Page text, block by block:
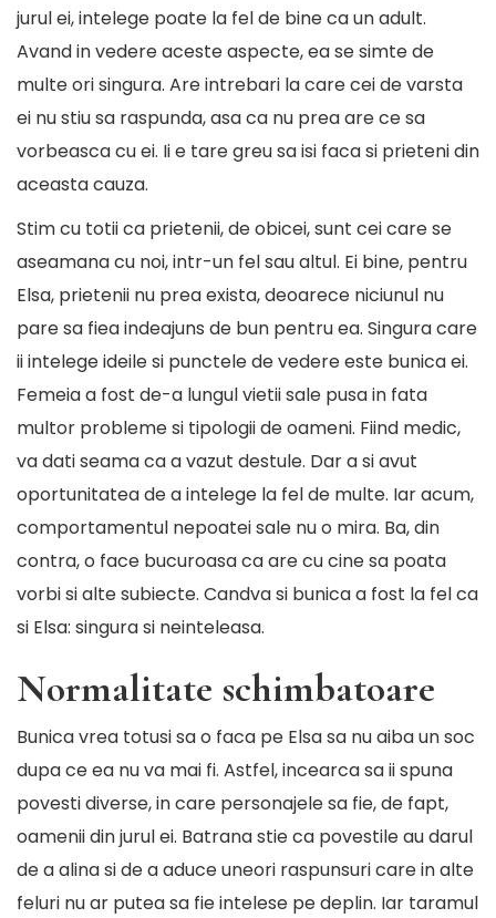
jurul ei, intelege poate la fel de bine ca un adult.
Avand in vedere aceste aspecte, ea se simte de
multe ori singura. Are intrebari la care cei de varsta
ei nu stiu sa raspunda, asa ca nu prea are ce sa
vorbeasca cu ei. Ii e tare greu sa isi faca si prieteni din
aceasta cauza.
Stim cu totii ca prietenii, de obicei, sunt cei care se
aseamana cu noi, intr-un fel sau altul. Ei bine, pentru
Elsa, prietenii nu prea exista, deoarece niciunul nu
pare sa fiea indeajuns de bun pentru ea. Singura care
ii intelege ideile si punctele de vedere este bunica ei.
Femeia a fost de-a lungul vietii sale pusa in fata
multor probleme si tipologii de oameni. Fiind medic,
va dati seama ca a vazut destule. Dar a si avut
oportunitatea de a intelege la fel de multe. Iar acum,
comportamentul nepoatei sale nu o mira. Ba, din
contra, o face bucuroasa ca are cu cine sa poata
vorbi si alte subiecte. Candva si bunica a fost la fel ca
si Elsa: singura si neinteleasa.
Normalitate schimbatoare
Bunica vrea totusi sa o faca pe Elsa sa nu aiba un soc
dupa ce ea nu va mai fi. Astfel, incearca sa ii spuna
povesti diverse, in care personajele sa fie, de fapt,
oamenii din jurul ei. Batrana stie ca povestile au darul
de a alina si de a aduce uneori raspunsuri care in alte
feluri nu ar putea sa fie intelese pe deplin. Iar taramul